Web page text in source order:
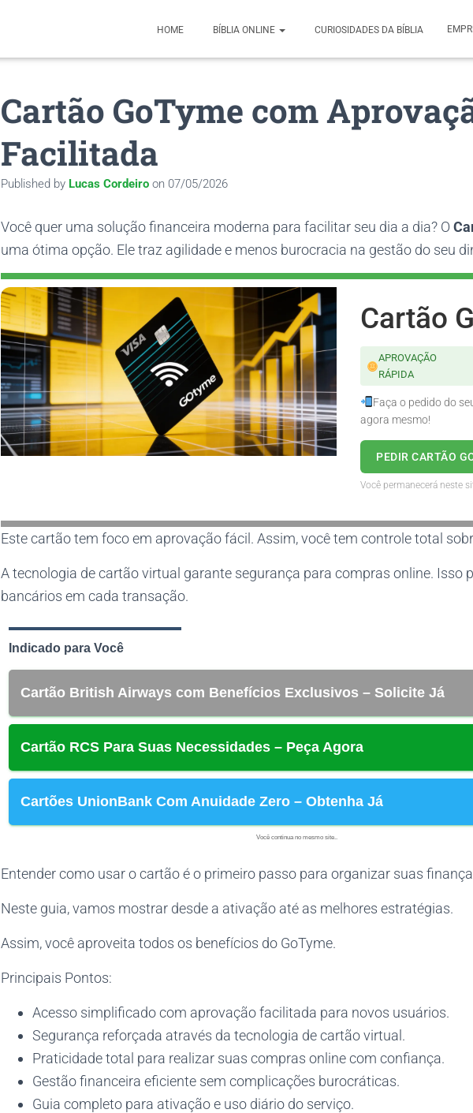
HOME BÍBLIA ONLINE CURIOSIDADES DA BÍBLIA
Cartão GoTyme com
Facilitada
Published by Lucas Cordeiro on 07/05/2026
Você quer uma solução financeira moderna para facilitar seu dia a dia? O
uma ótima opção. Ele traz agilidade e menos burocracia na gestão do seu
Cartão
APROVAÇÃO
RÁPIDA
Faça o pedido do
agora mesmo!
PEDIR CARTÃO
Você permanecerá neste
Este cartão tem foco em aprovação fácil. Assim, você tem controle total
A tecnologia de cartão virtual garante segurança para compras online. Isso
bancários em cada transação.
Indicado para Você
Cartão British Airways com Benefícios Exclusivos – Solicite Já
Cartão RCS Para Suas Necessidades – Peça Agora
Cartões UnionBank Com Anuidade Zero – Obtenha Já
Você continua no mesmo site..
Entender como usar o cartão é o primeiro passo para organizar suas
Neste guia, vamos mostrar desde a ativação até as melhores estratégias.
Assim, você aproveita todos os benefícios do GoTyme.
Principais Pontos:
Acesso simplificado com aprovação facilitada para novos usuários.
Segurança reforçada através da tecnologia de cartão virtual.
Praticidade total para realizar suas compras online com confiança.
Gestão financeira eficiente sem complicações burocráticas.
Guia completo para ativação e uso diário do serviço.